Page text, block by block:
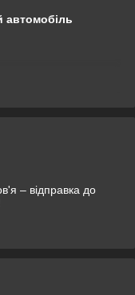
автомобіль
– відправка до